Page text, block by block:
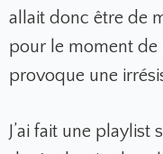
allait donc être de
pour le moment de
provoque une
J’ai fait une